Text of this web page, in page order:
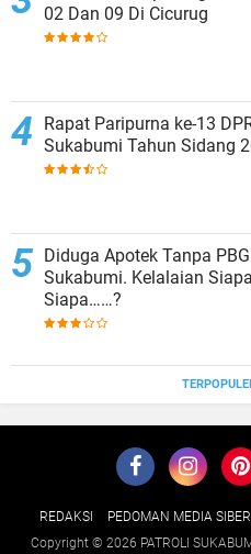
02 Dan 09 Di Cicurug
Rapat Paripurna ke-13
Sukabumi Tahun Sidang
Diduga Apotek Tanpa
Sukabumi. Kelalaian
Siapa……?
REDAKSI PEDOMAN MEDIA SIBER
Copyright © 2026 PATROLI